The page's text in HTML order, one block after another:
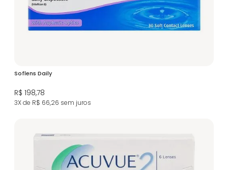
Soflens Daily
R$ 198,78
3X de R$ 66,26 sem juros